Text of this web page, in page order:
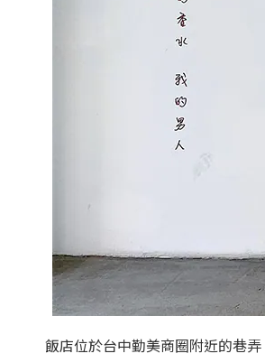
飯店位於台中勤美商圈附近的巷